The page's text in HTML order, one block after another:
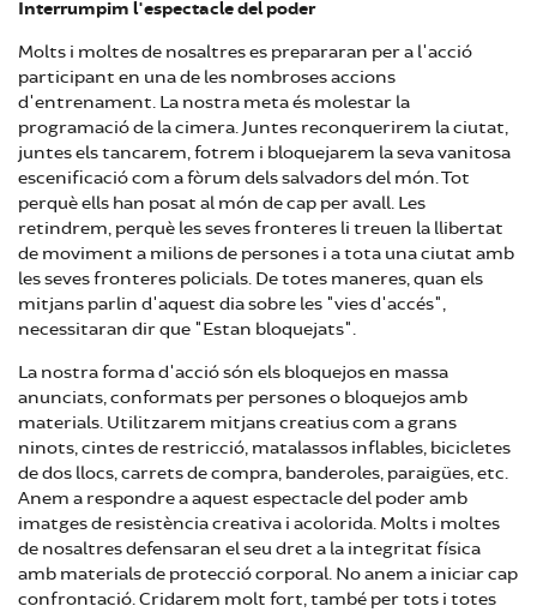
Interrumpim l'espectacle del poder
Molts i moltes de nosaltres es prepararan per a l'acció
participant en una de les nombroses accions
d'entrenament. La nostra meta és molestar la
programació de la cimera. Juntes reconquerirem la ciutat,
juntes els tancarem, fotrem i bloquejarem la seva vanitosa
escenificació com a fòrum dels salvadors del món. Tot
perquè ells han posat al món de cap per avall. Les
retindrem, perquè les seves fronteres li treuen la llibertat
de moviment a milions de persones i a tota una ciutat amb
les seves fronteres policials. De totes maneres, quan els
mitjans parlin d'aquest dia sobre les "vies d'accés",
necessitaran dir que "Estan bloquejats".
La nostra forma d'acció són els bloquejos en massa
anunciats, conformats per persones o bloquejos amb
materials. Utilitzarem mitjans creatius com a grans
ninots, cintes de restricció, matalassos inflables, bicicletes
de dos llocs, carrets de compra, banderoles, paraigües, etc.
Anem a respondre a aquest espectacle del poder amb
imatges de resistència creativa i acolorida. Molts i moltes
de nosaltres defensaran el seu dret a la integritat física
amb materials de protecció corporal. No anem a iniciar cap
confrontació. Cridarem molt fort, també per tots i totes